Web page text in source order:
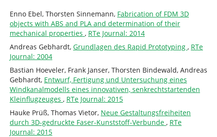
Enno Ebel, Thorsten Sinnemann, Fabrication of FDM 3D
objects with ABS and PLA and determination of their
mechanical properties , RTe Journal: 2014
Andreas Gebhardt, Grundlagen des Rapid Prototyping , RTe
Journal: 2004
Bastian Hoeveler, Frank Janser, Thorsten Bindewald, Andreas
Gebhardt, Entwurf, Fertigung und Untersuchung eines
Windkanalmodells eines innovativen, senkrechtstartenden
Kleinflugzeuges , RTe Journal: 2015
Hauke Prüß, Thomas Vietor, Neue Gestaltungsfreiheiten
durch 3D-gedruckte Faser-Kunststoff-Verbunde , RTe
Journal: 2015